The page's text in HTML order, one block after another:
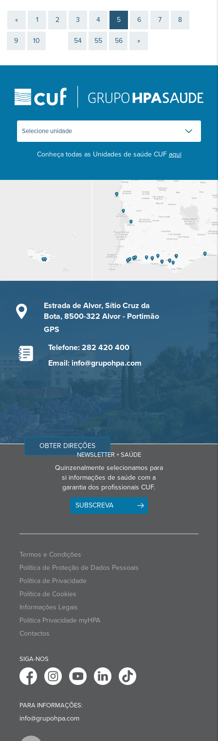
« 1 2 3 4 5 6 7 8
9 10 54 55 56 »
Conheça todas as Unidades de saúde CUF aqui
Estrada de Alvor, Sítio Cruz da
Bota, 8500-322 Alvor - Portimão
GPS
Telefone: 282 420 400
Email: info@grupohpa.com
OBTER DIREÇÕES
NEWSLETTER + SAÚDE
Quinzenalmente selecionamos para
si informações de saúde com a
garantia dos profissionais CUF.
SUBSCREVA
Termos e Condições
Política de Proteção de Dados Pessoais
Política de Privacidade
Política de Cookies
Informações Legais
Politica Privacidade myHPA
Contactos
SIGA-NOS
PARA INFORMAÇÕES:
info@grupohpa.com